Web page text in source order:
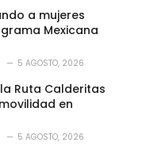
a mujeres
Mexicana
5 AGOSTO, 2026
Ruta Calderitas
en
5 AGOSTO, 2026